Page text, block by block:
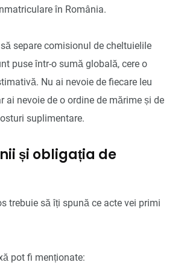
în România.
separe comisionul de cheltuielile
puse într-o sumă globală, cere o
Nu ai nevoie de fiecare leu
ai nevoie de o ordine de mărime și de
suplimentare.
și obligația de
trebuie să îți spună ce acte vei primi
pot fi menționate: